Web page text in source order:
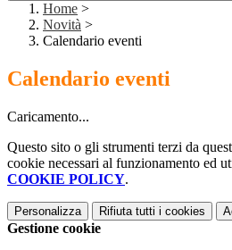
Home >
Novità >
Calendario eventi
Calendario eventi
Caricamento...
Questo sito o gli strumenti terzi da
cookie necessari al funzionamento ed
COOKIE POLICY.
Personalizza Rifiuta tutti i cookies
Gestione cookie